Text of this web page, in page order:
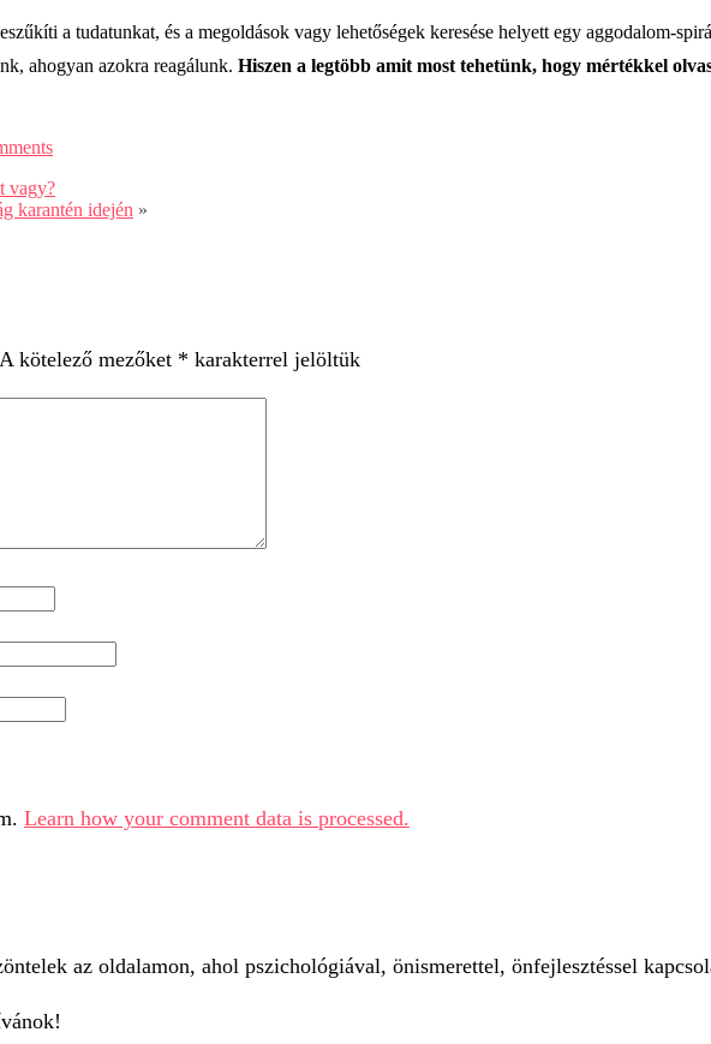
a tudatunkat, és a megoldások vagy lehetőségek keresése helyett egy aggodalom-
ahogyan azokra reagálunk. Hiszen a legtöbb amit most tehetünk, hogy mértékkel
vagy?
karantén idején »
A kötelező mezőket * karakterrel jelöltük
Learn how your comment data is processed.
az oldalamon, ahol pszichológiával, önismerettel, önfejlesztéssel